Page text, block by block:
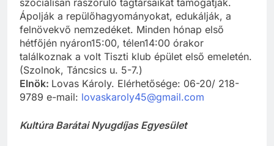
Ápolják a repülőhagyományokat, edukálják, a
felnövekvő nemzedéket. Minden hónap első
hétfőjén nyáron15:00, télen14:00 órakor
találkoznak a volt Tiszti klub épület első emeletén.
(Szolnok, Táncsics u. 5-7.)
Elnök: Lovas Károly. Elérhetősége: 06-20/ 218-
9789 e-mail: lovaskaroly45@gmail.com
Kultúra Barátai Nyugdíjas Egyesület